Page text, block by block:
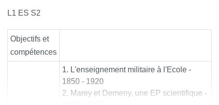
L1 ES S2
Objectifs et
compétences
L'enseignement militaire à l'Ecole -
1850 - 1920
Marey et Demeny, une EP scientifique -